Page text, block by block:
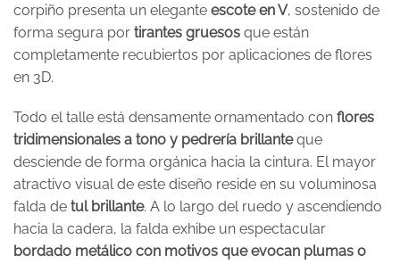
corpiño presenta un elegante escote en V, sostenido de
forma segura por tirantes gruesos que están
completamente recubiertos por aplicaciones de flores
en 3D.
Todo el talle está densamente ornamentado con flores
tridimensionales a tono y pedrería brillanteque
desciende de forma orgánica hacia la cintura. El mayor
atractivo visual de este diseño reside en su voluminosa
falda de tul brillante. A lo largo del ruedo y ascendiendo
hacia la cadera, la falda exhibe un espectacular
bordado metálico con motivos que evocan plumas o